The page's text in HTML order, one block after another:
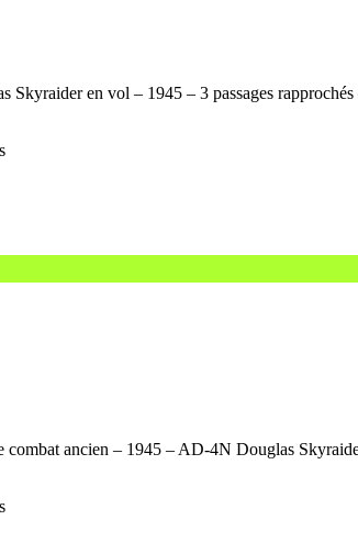
en vol – 1945 – 3 passages
ancien – 1945 – AD-4N Douglas